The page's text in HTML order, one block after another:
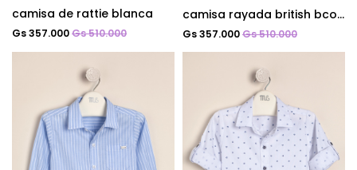
camisa de rattie blanca
Gs 357.000Gs 510.000
camisa rayada british bco c/azul
Gs 357.000Gs 510.000